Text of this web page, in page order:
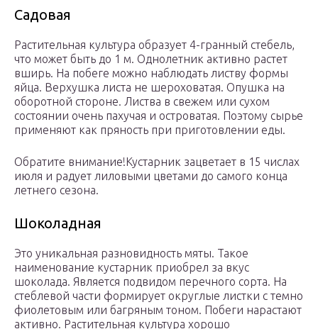
Садовая
Растительная культура образует 4-гранный стебель,
что может быть до 1 м. Однолетник активно растет
вширь. На побеге можно наблюдать листву формы
яйца. Верхушка листа не шероховатая. Опушка на
оборотной стороне. Листва в свежем или сухом
состоянии очень пахучая и островатая. Поэтому сырье
применяют как пряность при приготовлении еды.
Обратите внимание!Кустарник зацветает в 15 числах
июля и радует лиловыми цветами до самого конца
летнего сезона.
Шоколадная
Это уникальная разновидность мяты. Такое
наименование кустарник приобрел за вкус
шоколада. Является подвидом перечного сорта. На
стеблевой части формирует округлые листки с темно
фиолетовым или багряным тоном. Побеги нарастают
активно. Растительная культура хорошо